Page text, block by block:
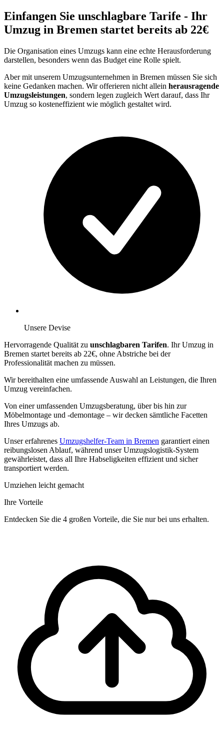
Einfangen Sie unschlagbare Tarife - Ihr
Umzug in Bremen startet bereits ab 22€
Die Organisation eines Umzugs kann eine echte Herausforderung
darstellen, besonders wenn das Budget eine Rolle spielt.
Aber mit unserem Umzugsunternehmen in Bremen müssen Sie sich
keine Gedanken machen. Wir offerieren nicht allein herausragende
Umzugsleistungen, sondern legen zugleich Wert darauf, dass Ihr
Umzug so kosteneffizient wie möglich gestaltet wird.
Unsere Devise
Hervorragende Qualität zu unschlagbaren Tarifen. Ihr Umzug in
Bremen startet bereits ab 22€, ohne Abstriche bei der
Professionalität machen zu müssen.
Wir bereithalten eine umfassende Auswahl an Leistungen, die Ihren
Umzug vereinfachen.
Von einer umfassenden Umzugsberatung, überbis hin zur
Möbelmontage und -demontage – wir decken sämtliche Facetten
Ihres Umzugs ab.
Unser erfahrenes Umzugshelfer-Team in Bremen garantiert einen
reibungslosen Ablauf, während unser Umzugslogistik-System
gewährleistet, dass all Ihre Habseligkeiten effizient und sicher
transportiert werden.
Umziehen leicht gemacht
Ihre Vorteile
Entdecken Sie die 4 großen Vorteile, die Sie nur bei uns erhalten.